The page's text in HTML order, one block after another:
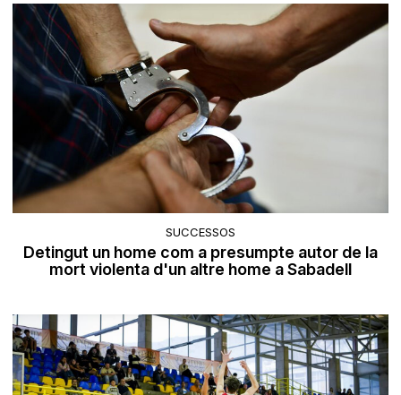
SUCCESSOS
Detingut un home com a presumpte autor de la
mort violenta d'un altre home a Sabadell